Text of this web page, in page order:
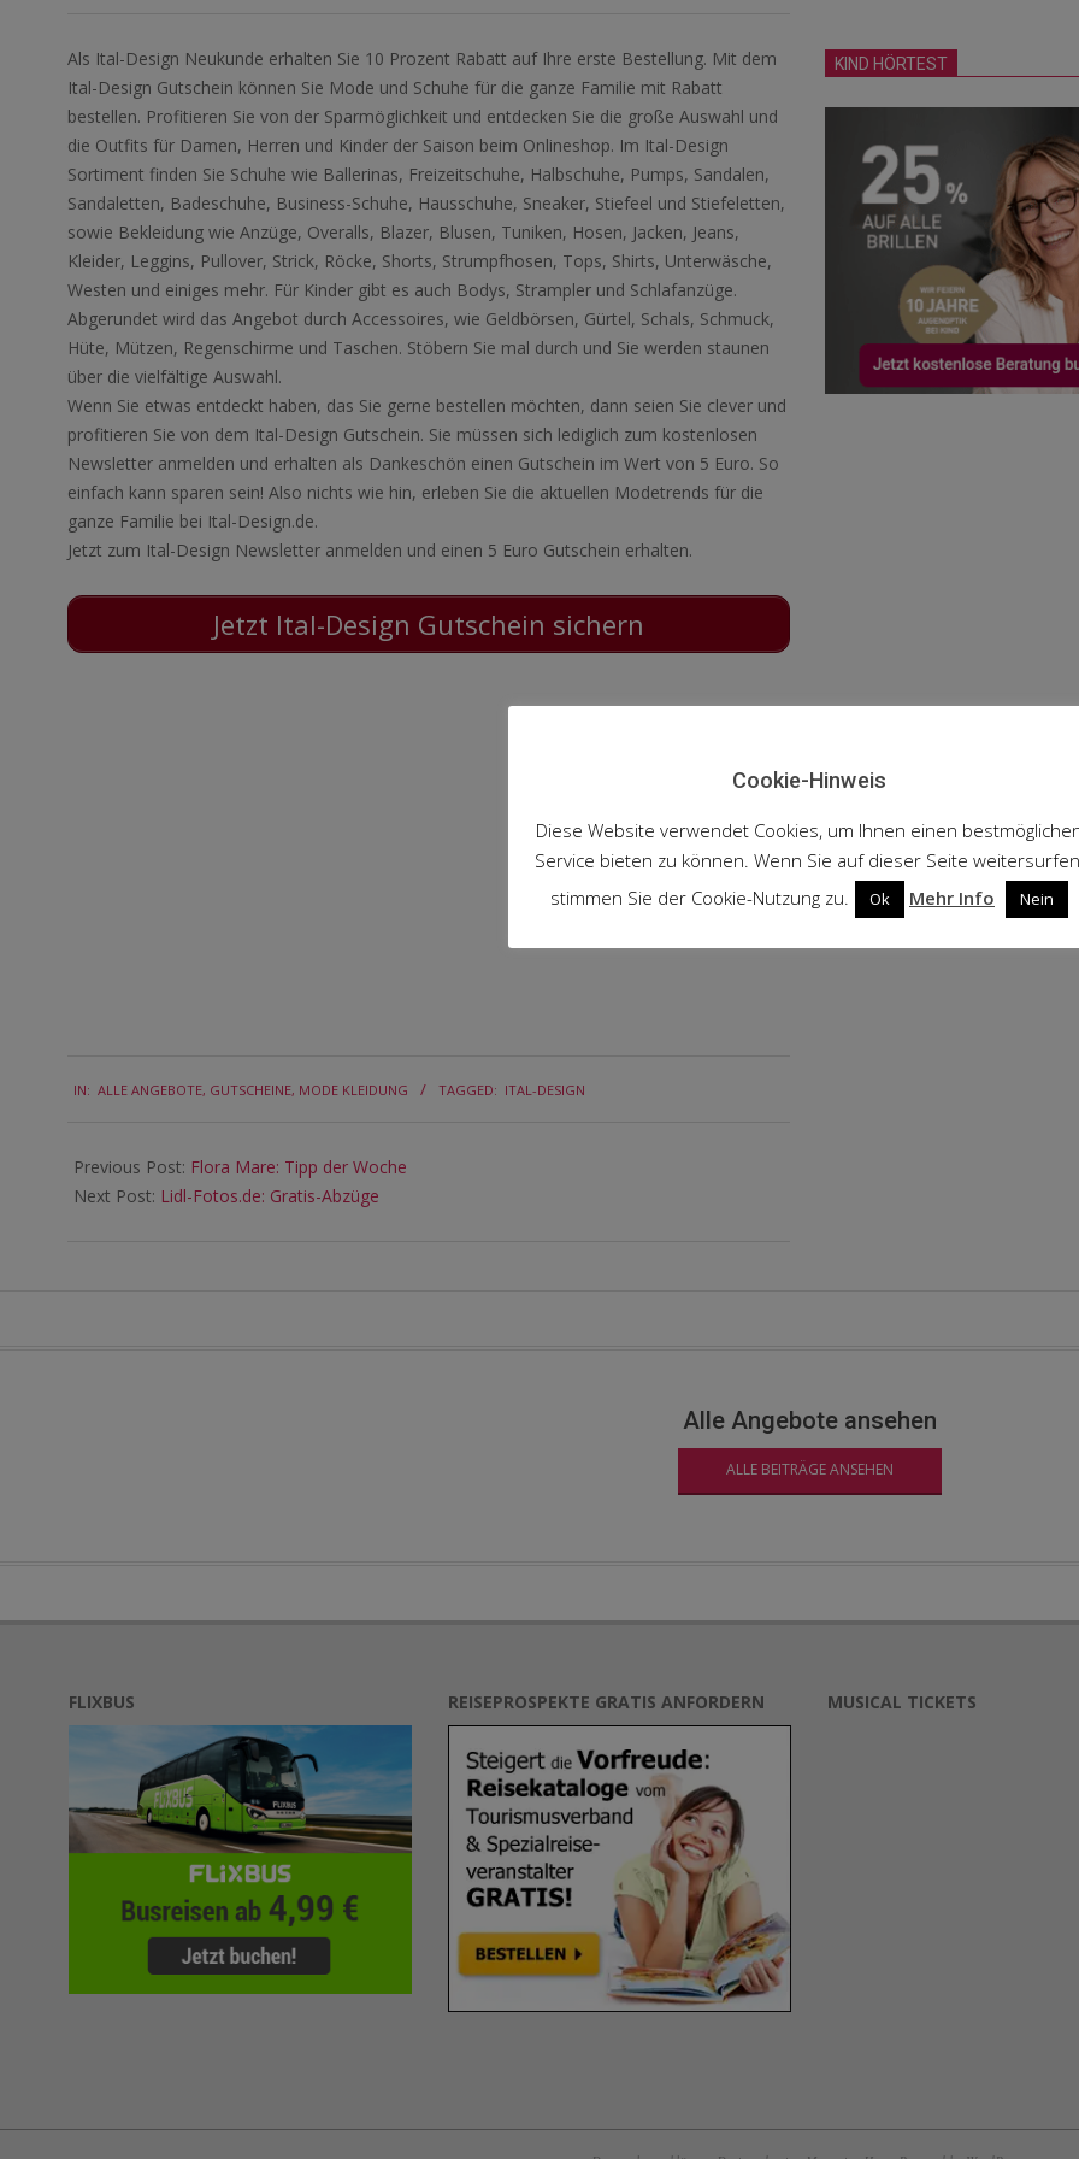
Als Ital-Design Neukunde erhalten Sie 10 Prozent Rabatt auf Ihre erste Bestellung. Mit dem
Ital-Design Gutschein können Sie Mode und Schuhe für die ganze Familie mit Rabatt
bestellen. Profitieren Sie von der Sparmöglichkeit und entdecken Sie die große Auswahl und
die Outfits für Damen, Herren und Kinder der Saison beim Onlineshop. Im Ital-Design
Sortiment finden Sie Schuhe wie Ballerinas, Freizeitschuhe, Halbschuhe, Pumps, Sandalen,
Sandaletten, Badeschuhe, Business-Schuhe, Hausschuhe, Sneaker, Stiefeel und Stiefeletten,
sowie Bekleidung wie Anzüge, Overalls, Blazer, Blusen, Tuniken, Hosen, Jacken, Jeans,
Kleider, Leggins, Pullover, Strick, Röcke, Shorts, Strumpfhosen, Tops, Shirts, Unterwäsche,
Westen und einiges mehr. Für Kinder gibt es auch Bodys, Strampler und Schlafanzüge.
Abgerundet wird das Angebot durch Accessoires, wie Geldbörsen, Gürtel, Schals, Schmuck,
Hüte, Mützen, Regenschirme und Taschen. Stöbern Sie mal durch und Sie werden staunen
über die vielfältige Auswahl.
Wenn Sie etwas entdeckt haben, das Sie gerne bestellen möchten, dann seien Sie clever und
profitieren Sie von dem Ital-Design Gutschein. Sie müssen sich lediglich zum kostenlosen
Newsletter anmelden und erhalten als Dankeschön einen Gutschein im Wert von 5 Euro. So
einfach kann sparen sein! Also nichts wie hin, erleben Sie die aktuellen Modetrends für die
ganze Familie bei Ital-Design.de.
Jetzt zum Ital-Design Newsletter anmelden und einen 5 Euro Gutschein erhalten.
Jetzt Ital-Design Gutschein sichern
03-
IN: ALLE ANGEBOTE, GUTSCHEINE, MODE KLEIDUNG TAGGED: ITAL-DESIGN
Previous Post: Flora Mare: Tipp der Woche
Next Post: Lidl-Fotos.de: Gratis-Abzüge
KIND HÖRTEST
Alle Angebote ansehen
ALLE BEITRÄGE ANSEHEN
FLIXBUS REISEPROSPEKTE GRATIS ANFORDERN MUSICAL TICKETS
Cookie-Hinweis
Diese Website verwendet Cookies, um Ihnen einen
Service bieten zu können. Wenn Sie auf dieser Seite
stimmen Sie der Cookie-Nutzung zu.
Ok Mehr Info Nein